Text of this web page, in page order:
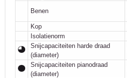
Benen
Kop
Isolatienorm
Snijcapaciteiten harde draad
(diameter)
Snijcapaciteiten pianodraad
(diameter)